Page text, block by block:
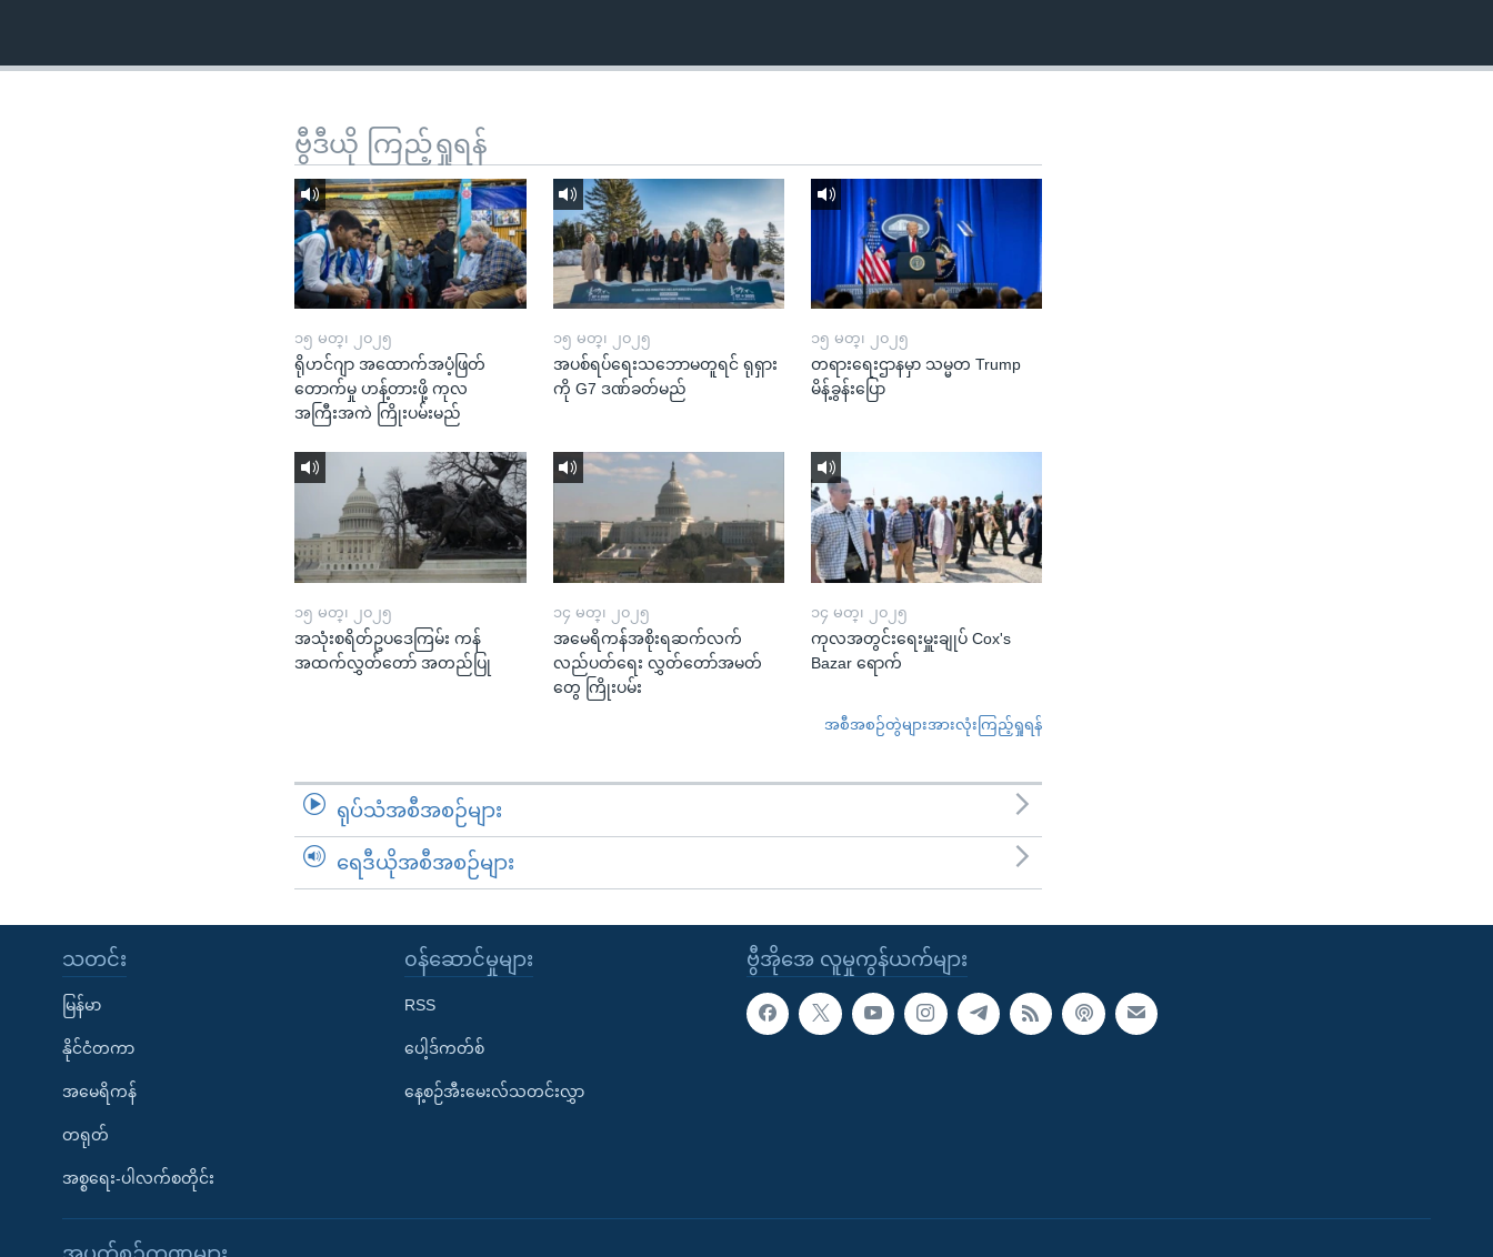
ကျော်
ဗွီဒီယို ကြည့်ရှုရန်
၁၅ မတ္၊ ၂၀၂၅
ရိုဟင်ဂျာ အထောက်အပံ့ဖြတ်
တောက်မှု ဟန့်တားဖို့ ကုလ
အကြီးအကဲ ကြိုးပမ်းမည်
၁၅ မတ္၊ ၂၀၂၅
အပစ်ရပ်ရေးသဘောမတူရင် ရုရှား
ကို G7 ဒဏ်ခတ်မည်
၁၅ မတ္၊ ၂၀၂၅
တရားရေးဌာနမှာ သမ္မတ Trump
မိန့်ခွန်းပြော
၁၅ မတ္၊ ၂၀၂၅
အသုံးစရိတ်ဥပဒေကြမ်း ကန်
အထက်လွှတ်တော် အတည်ပြု
၁၄ မတ္၊ ၂၀၂၅
အမေရိကန်အစိုးရဆက်လက်
လည်ပတ်ရေး လွှတ်တော်အမတ်
တွေ ကြိုးပမ်း
၁၄ မတ္၊ ၂၀၂၅
ကုလအတွင်းရေးမှူးချုပ် Cox's
Bazar ရောက်
အစီအစဉ်တွဲများအားလုံးကြည့်ရှုရန်
ရုပ်သံအစီအစဉ်များ
ရေဒီယိုအစီအစဉ်များ
ဗွီအိုအေ လူမှုကွန်ယက်များ
သတင်း
မြန်မာ
နိုင်ငံတကာ
အမေရိကန်
တရုတ်
အစ္စရေး-ပါလက်စတိုင်း
၀န်ဆောင်မှုများ
RSS
ပေါ့ဒ်ကတ်စ်
နေ့စဉ်အီးမေးလ်သတင်းလွှာ